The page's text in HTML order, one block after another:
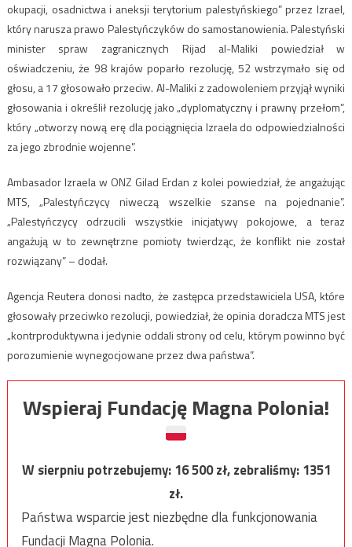
okupacji, osadnictwa i aneksji terytorium palestyńskiego” przez Izrael,
który narusza prawo Palestyńczyków do samostanowienia. Palestyński
minister spraw zagranicznych Rijad al-Maliki powiedział w
oświadczeniu, że 98 krajów poparło rezolucję, 52 wstrzymało się od
głosu, a 17 głosowało przeciw. Al-Maliki z zadowoleniem przyjął wyniki
głosowania i określił rezolucję jako „dyplomatyczny i prawny przełom”,
który „otworzy nową erę dla pociągnięcia Izraela do odpowiedzialności
za jego zbrodnie wojenne”.
Ambasador Izraela w ONZ Gilad Erdan z kolei powiedział, że angażując
MTS, „Palestyńczycy niweczą wszelkie szanse na pojednanie”.
„Palestyńczycy odrzucili wszystkie inicjatywy pokojowe, a teraz
angażują w to zewnętrzne pomioty twierdząc, że konflikt nie został
rozwiązany” – dodał.
Agencja Reutera donosi nadto, że zastępca przedstawiciela USA, które
głosowały przeciwko rezolucji, powiedział, że opinia doradcza MTS jest
„kontrproduktywna i jedynie oddali strony od celu, którym powinno być
porozumienie wynegocjowane przez dwa państwa”.
Wspieraj Fundację Magna Polonia!
W sierpniu potrzebujemy:16 500zł, zebraliśmy:1351
zł.
Państwa wsparcie jest niezbędne dla funkcjonowania
Fundacji Magna Polonia.